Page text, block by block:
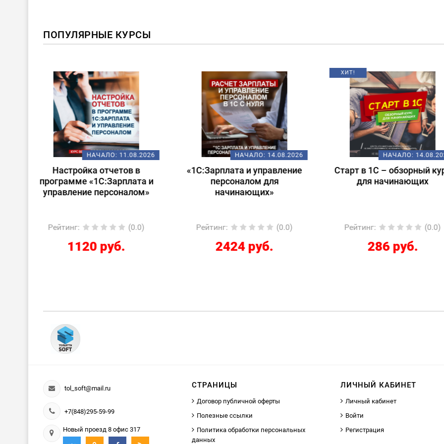
ПОПУЛЯРНЫЕ КУРСЫ
НАЧАЛО:14.08.2026
«1С:Зарплата и управление
персоналом для
начинающих»
Рейтинг: (0.0)
2424 руб.
ХИТ!
НАЧАЛО:14.08.2026
Старт в 1С – обзорный курс
для начинающих
Рейтинг: (0.0)
286 руб.
НАЧАЛО:
Подготовка к
1С:Специалист-
Рейтинг:
12267 руб.
tol_soft@mail.ru
+7(848)295-59-99
Новый проезд 8 офис 317
СТРАНИЦЫ
Договор публичной оферты
Полезные ссылки
Политика обработки персональных
данных
ЛИЧНЫЙ КАБИНЕТ
Личный кабинет
Войти
Регистрация